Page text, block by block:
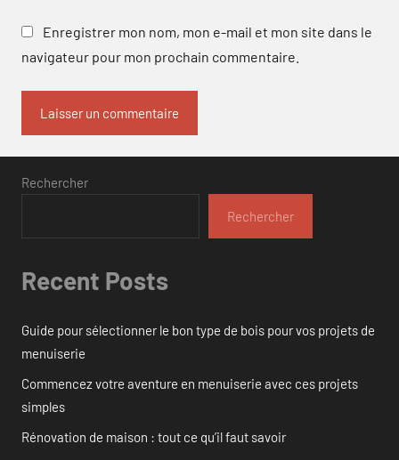
Enregistrer mon nom, mon e-mail et mon site dans le
navigateur pour mon prochain commentaire.
Rechercher
Rechercher
Recent Posts
Guide pour sélectionner le bon type de bois pour vos projets de
menuiserie
Commencez votre aventure en menuiserie avec ces projets
simples
Rénovation de maison : tout ce qu’il faut savoir